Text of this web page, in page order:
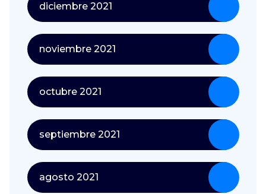
diciembre 2021
noviembre 2021
octubre 2021
septiembre 2021
agosto 2021